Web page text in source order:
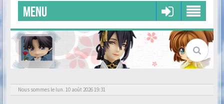
MENU
Nous sommes le lun. 10 août 2026 19:31